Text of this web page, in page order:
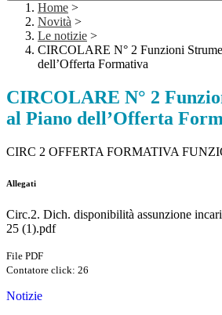
Home >
Novità >
Le notizie >
CIRCOLARE N° 2 Funzioni
dell’Offerta Formativa
CIRCOLARE N° 2
al Piano dell’Offerta
CIRC 2 OFFERTA FORMATIVA
Allegati
Circ.2. Dich. disponibilità assunzione
25 (1).pdf
File PDF
Contatore click: 26
Notizie